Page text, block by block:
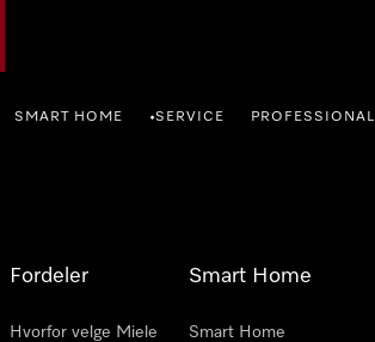
SMART HOME •SERVICE PROFESSIONAL
Fordeler
Hvorfor velge Miele
Smart Home
Smart Home